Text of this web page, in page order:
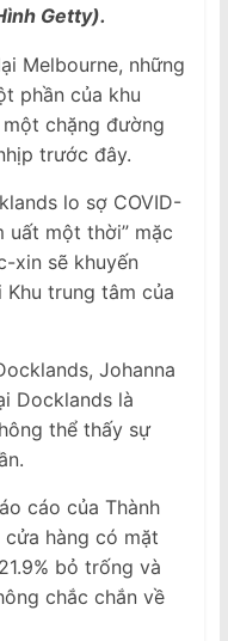
Getty).
Melbourne, những
phần của khu
chặng đường
trước đây.
lo sợ COVID-
uất một thời” mặc
xin sẽ khuyến
trung tâm của
Johanna
Docklands là
thể thấy sự
cáo của Thành
hàng có mặt
bỏ trống và
chắc chắn về